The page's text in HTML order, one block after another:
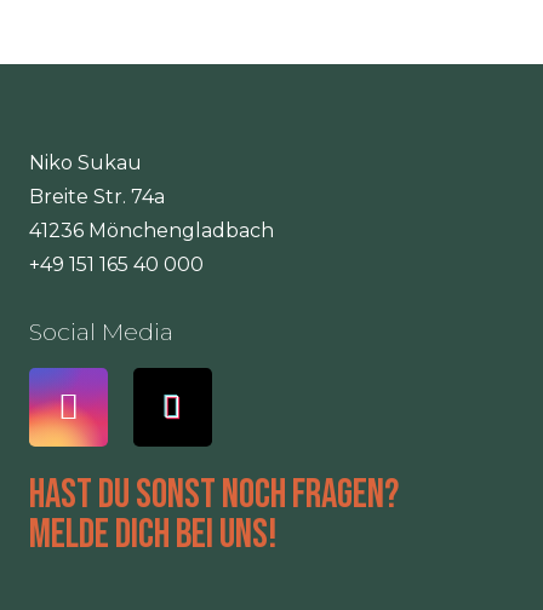
Niko Sukau
Breite Str. 74a
41236 Mönchengladbach
+49 151 165 40 000
Social Media
Hast du sonst noch Fragen?
Melde dich bei uns!